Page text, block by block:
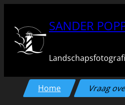
naar
de
SANDER
Home Vraag